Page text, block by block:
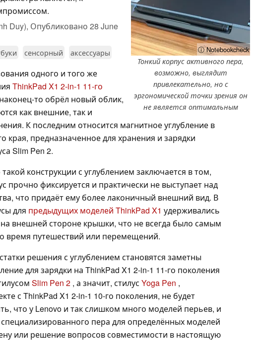
ⓘ Notebookcheck
Тонкий корпус активного пера,
возможно, выглядит
привлекательно, но с
эргономической точки зрения он
не является оптимальным
Duy), Опубликовано 28 June
сенсорный аксессуары
одного и того же
ThinkPad X1 2-in-1 11-го
то обрёл новый облик,
как внешние, так и
К последним относится магнитное углубление в
края, предназначенное для хранения и зарядки
Slim Pen 2.
конструкции с углублением заключается в том,
прочно фиксируется и практически не выступает над
что придаёт ему более лаконичный внешний вид. В
для предыдущих моделей ThinkPad X1 удерживались
внешней стороне крышки, что не всегда было самым
путешествий или перемещений.
решения с углублением становятся заметны
для зарядки на ThinkPad X1 2-in-1 11-го поколения
Slim Pen 2 , а значит, стилус Yoga Pen ,
с ThinkPad X1 2-in-1 10-го поколения, не будет
что у Lenovo и так слишком много моделей перьев, и
пера для определённых моделей
или решение вопросов совместимости в настоящую